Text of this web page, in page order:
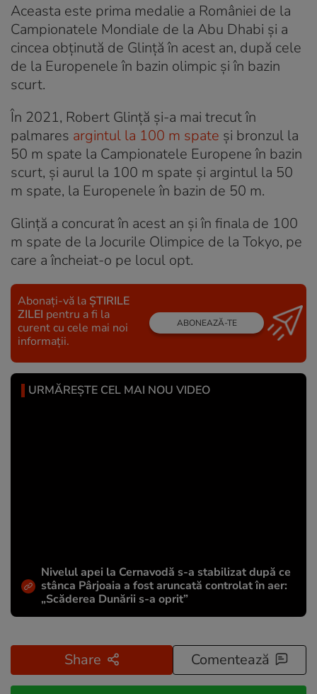
Aceasta este prima medalie a României de la
Campionatele Mondiale de la Abu Dhabi și a
cincea obținută de Glință în acest an, după cele
de la Europenele în bazin olimpic și în bazin
scurt.
În 2021, Robert Glință și-a mai trecut în
palmares argintul la 100 m spate și bronzul la
50 m spate la Campionatele Europene în bazin
scurt, și aurul la 100 m spate și argintul la 50
m spate, la Europenele în bazin de 50 m.
Glință a concurat în acest an și în finala de 100
m spate de la Jocurile Olimpice de la Tokyo, pe
care a încheiat-o pe locul opt.
Abonați-vă la ȘTIRILE
ZILEI pentru a fi la
curent cu cele mai noi
informații.
ABONEAZĂ-TE
URMĂREȘTE CEL MAI NOU VIDEO
Nivelul apei la Cernavodă s-a stabilizat după ce
stânca Pârjoaia a fost aruncată controlat în aer:
„Scăderea Dunării s-a oprit”
Share Comentează